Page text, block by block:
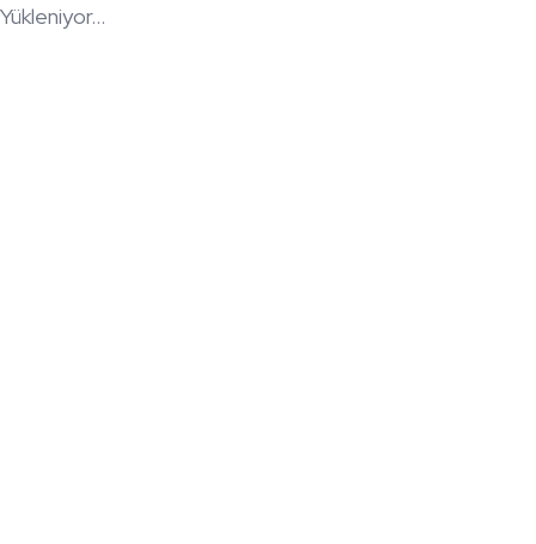
Yükleniyor...